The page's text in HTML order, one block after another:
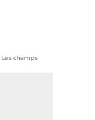
Les champs